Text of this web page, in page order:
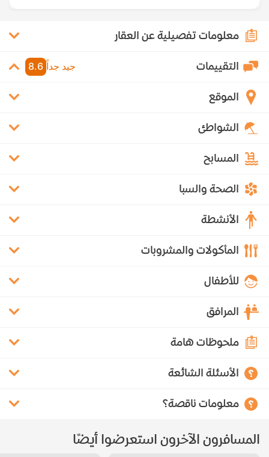
معلومات تفصيلية عن العقار
التقييمات جيد جداً 8.6
الموقع
الشواطئ
المسابح
الصحة والسبا
الأنشطة
المأكولات والمشروبات
للأطفال
المرافق
ملحوظات هامة
الأسئلة الشائعة
معلومات ناقصة؟
المسافرون الآخرون استعرضوا أيضًا